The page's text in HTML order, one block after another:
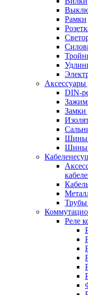
Рамки
DIN-
Замки
Шины
Шины
Трубы
Реле